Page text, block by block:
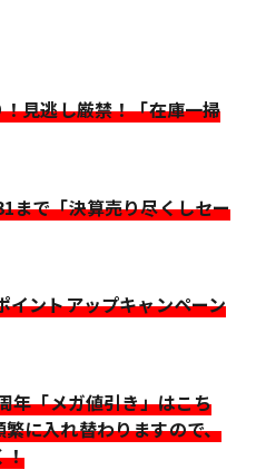
見逃し厳禁！「在庫一掃
まで「決算売り尽くしセー
イントアップキャンペーン
年「メガ値引き」はこち
に入れ替わりますので、
！